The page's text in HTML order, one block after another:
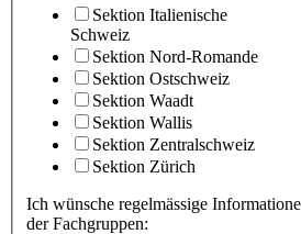
Sektion Italienische
Schweiz
Sektion Nord-Romande
Sektion Ostschweiz
Sektion Waadt
Sektion Wallis
Sektion Zentralschweiz
Sektion Zürich
Ich wünsche regelmässige
der Fachgruppen: